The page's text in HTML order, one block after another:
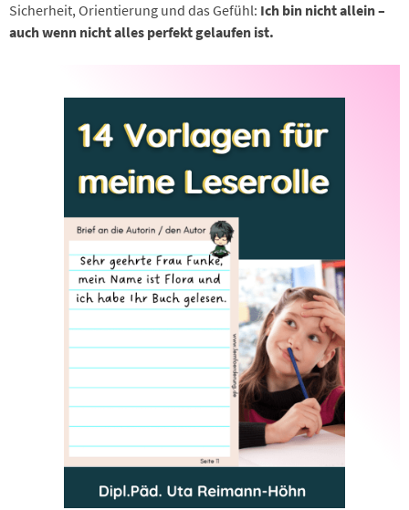
Sicherheit, Orientierung und das Gefühl: Ich bin nicht allein –
auch wenn nicht alles perfekt gelaufen ist.